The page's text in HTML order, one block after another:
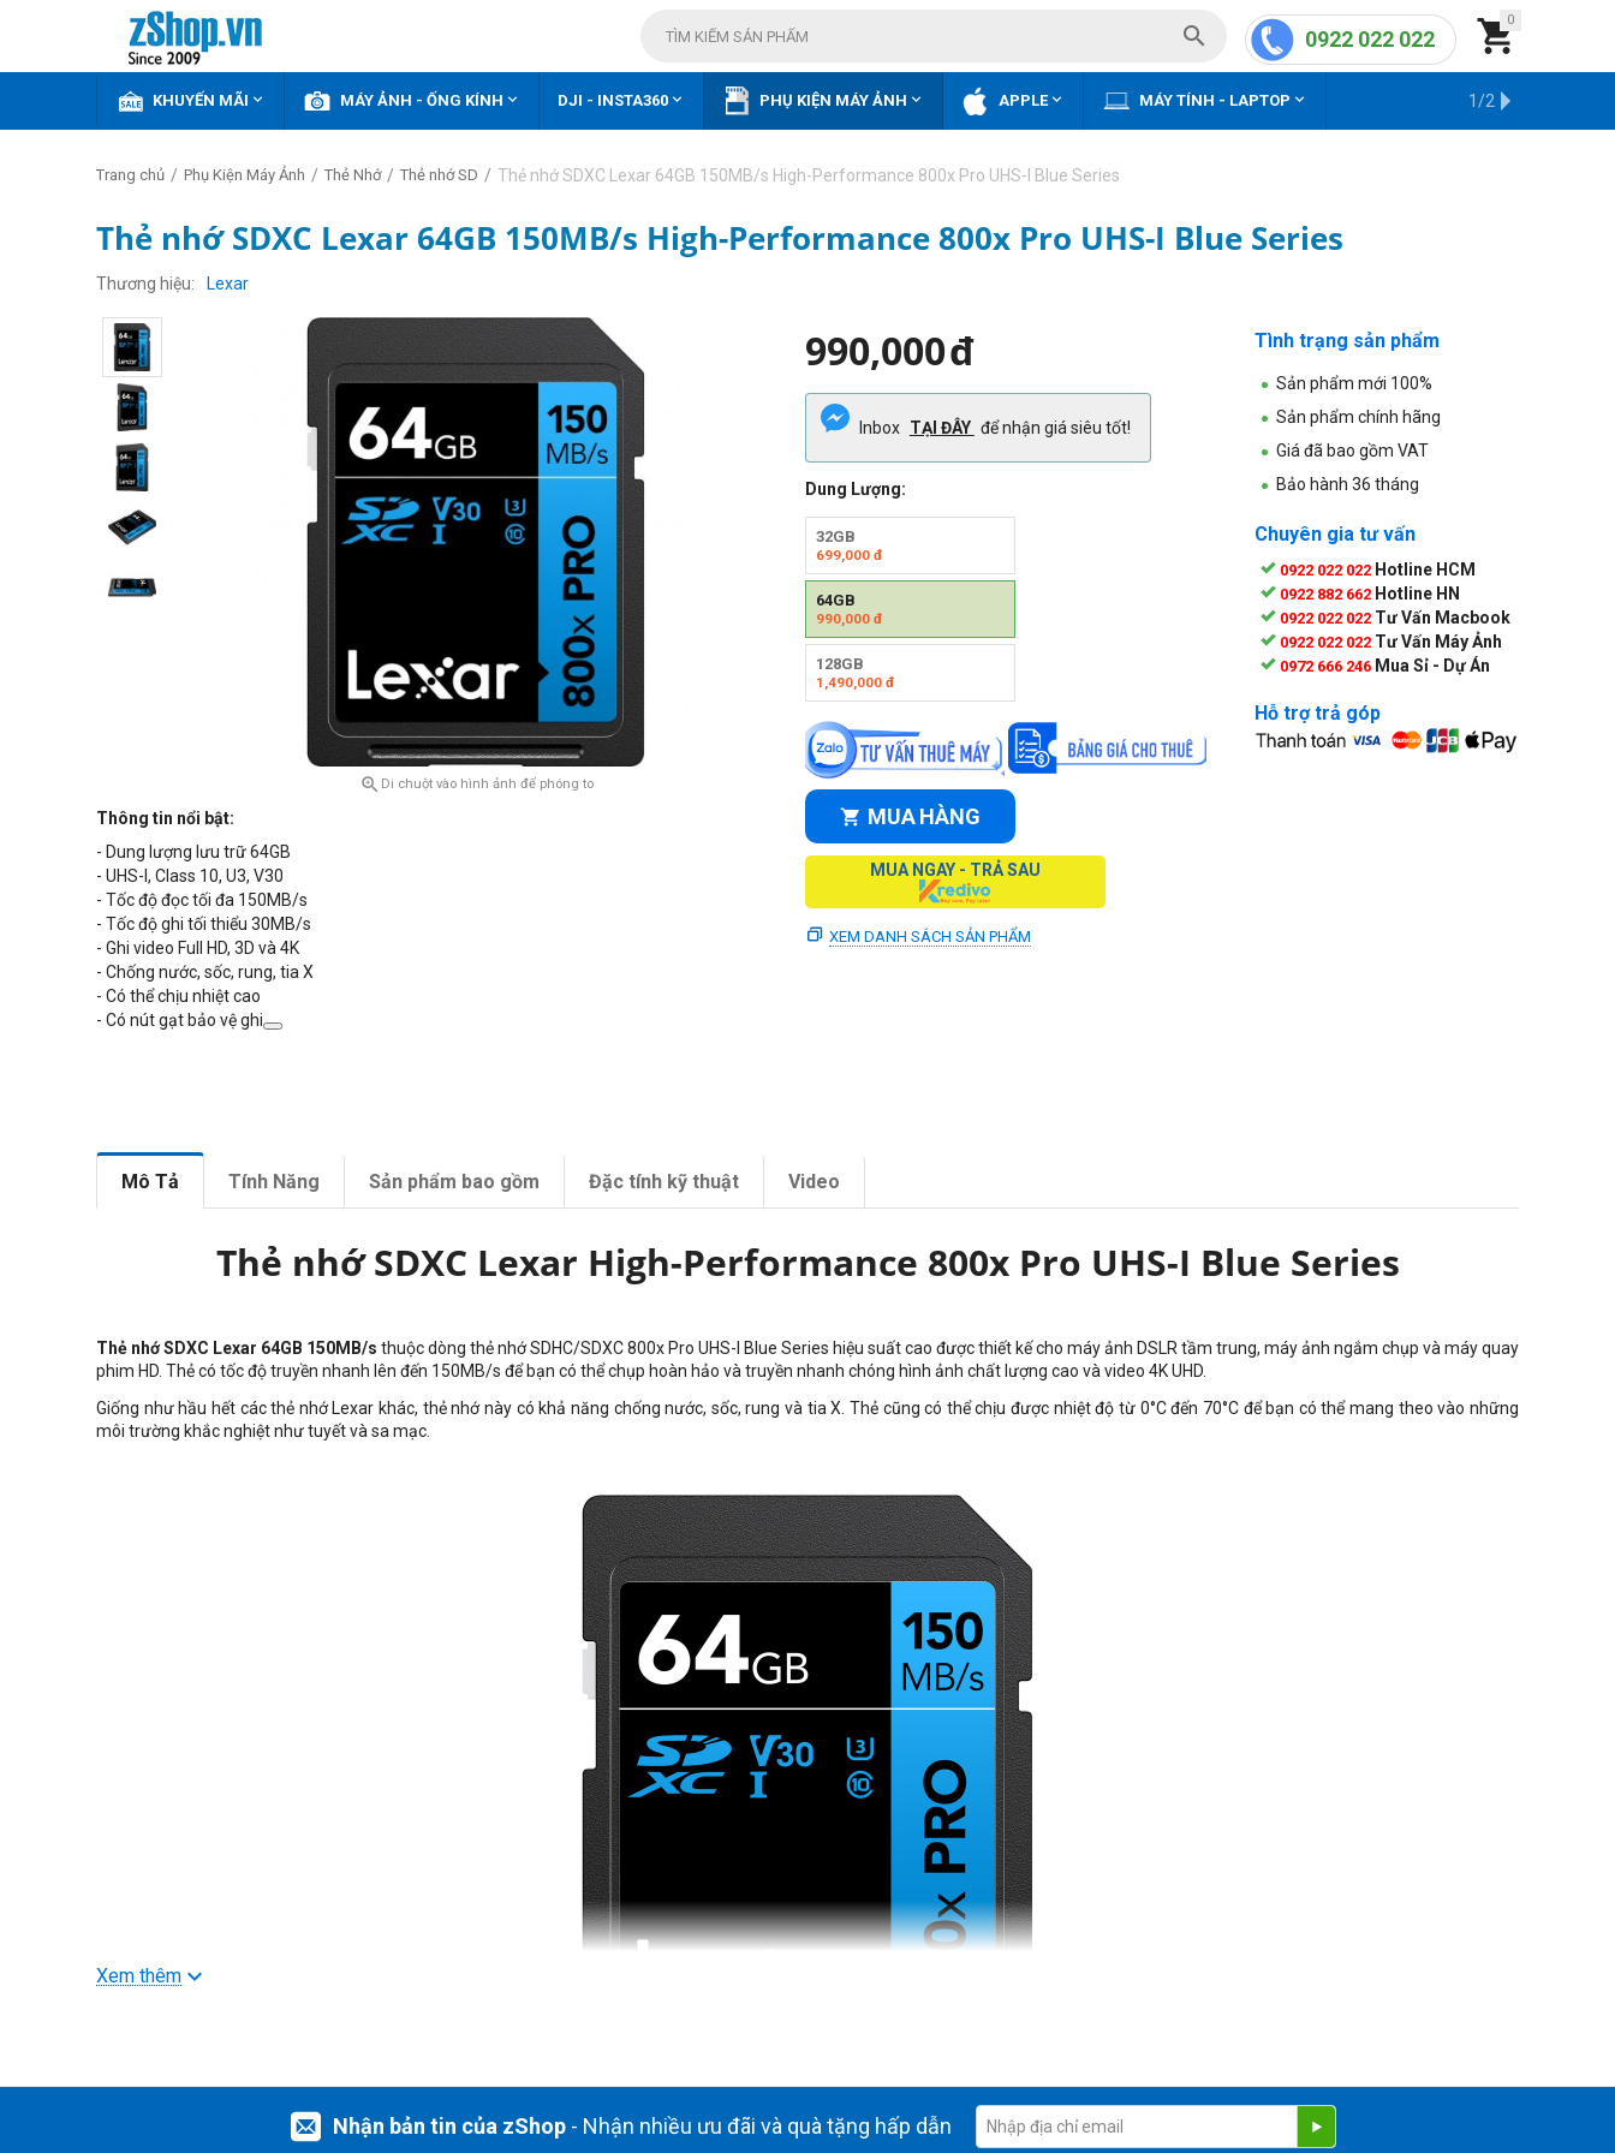
0

0922 022 022

KHUYẾN MÃI  MÁY ẢNH - ỐNG KÍNH  DJI - INSTA360  PHỤ KIỆN MÁY ẢNH  APPLE MÁY TÍNH - LAPTOP  KHO HÀNG CŨ
1/2
Trang chủ / Phụ Kiện Máy Ảnh / Thẻ Nhớ / Thẻ nhớ SD / Thẻ nhớ SDXC Lexar 64GB 150MB/s High-Performance 800x Pro UHS-I Blue Series
Thẻ nhớ SDXC Lexar 64GB 150MB/s High-Performance 800x Pro UHS-I Blue Series
Thương hiệu Lexar
 Di chuột vào hình ảnh để phóng to
Thông tin nổi bật:
- Dung lượng lưu trữ 64GB
- UHS-I, Class 10, U3, V30
- Tốc độ đọc tối đa 150MB/s
- Tốc độ ghi tối thiểu 30MB/s
- Ghi video Full HD, 3D và 4K
- Chống nước, sốc, rung, tia X
- Có thể chịu nhiệt cao
- Có nút gạt bảo vệ ghi
990,000đ
Inbox TẠI ĐÂY để nhận giá siêu tốt!
Dung Lượng:
32GB
699,000đ
64GB
990,000đ
128GB
1,490,000đ
MUA HÀNG
MUA NGAY - TRẢ SAU
XEM DANH SÁCH SẢN PHẨM
Tình trạng sản phẩm
Sản phẩm mới 100%
Sản phẩm chính hãng
Giá đã bao gồm VAT
Bảo hành 36 tháng
Chuyên gia tư vấn
0922 022 022 Hotline HCM
0922 882 662 Hotline HN
0922 022 022 Tư Vấn Macbook
0922 022 022 Tư Vấn Máy Ảnh
0972 666 246 Mua Sỉ - Dự Án
Hỗ trợ trả góp
Mô Tả Tính Năng Sản phẩm bao gồm Đặc tính kỹ thuật Video
Thẻ nhớ SDXC Lexar High-Performance 800x Pro UHS-I Blue Series
Thẻ nhớ SDXC Lexar 64GB 150MB/s thuộc dòng thẻ nhớSDHC/SDXC 800x Pro UHS-I Blue Series hiệu suất cao được thiết kế cho máy ảnh DSLR tầm trung, máy ảnh ngắm chụp và máy quay
phim HD. Thẻ có tốc độ truyền nhanh lên đến 150MB/s để bạn có thể chụp hoàn hảo và truyền nhanh chóng hình ảnh chất lượng cao và video 4K UHD.
Giống như hầu hết các thẻ nhớ Lexar khác, thẻ nhớ này có khả năng chống nước, sốc, rung và tia X. Thẻ cũng có thể chịu được nhiệt độ từ 0°C đến 70°C để bạn có thể mang theo vào những
môi trường khắc nghiệt như tuyết và sa mạc.
Xem thêm
Nhận bản tin của zShop - Nhận nhiều ưu đãi và quà tặng hấp dẫn